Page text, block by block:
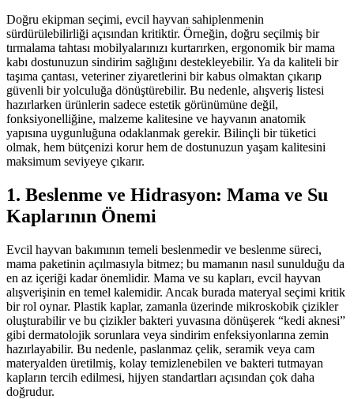
Doğru ekipman seçimi, evcil hayvan sahiplenmenin
sürdürülebilirliği açısından kritiktir. Örneğin, doğru seçilmiş bir
tırmalama tahtası mobilyalarınızı kurtarırken, ergonomik bir mama
kabı dostunuzun sindirim sağlığını destekleyebilir. Ya da kaliteli bir
taşıma çantası, veteriner ziyaretlerini bir kabus olmaktan çıkarıp
güvenli bir yolculuğa dönüştürebilir. Bu nedenle, alışveriş listesi
hazırlarken ürünlerin sadece estetik görünümüne değil,
fonksiyonelliğine, malzeme kalitesine ve hayvanın anatomik
yapısına uygunluğuna odaklanmak gerekir. Bilinçli bir tüketici
olmak, hem bütçenizi korur hem de dostunuzun yaşam kalitesini
maksimum seviyeye çıkarır.
1. Beslenme ve Hidrasyon: Mama ve Su
Kaplarının Önemi
Evcil hayvan bakımının temeli beslenmedir ve beslenme süreci,
mama paketinin açılmasıyla bitmez; bu mamanın nasıl sunulduğu da
en az içeriği kadar önemlidir. Mama ve su kapları, evcil hayvan
alışverişinin en temel kalemidir. Ancak burada materyal seçimi kritik
bir rol oynar. Plastik kaplar, zamanla üzerinde mikroskobik çizikler
oluşturabilir ve bu çizikler bakteri yuvasına dönüşerek “kedi aknesi”
gibi dermatolojik sorunlara veya sindirim enfeksiyonlarına zemin
hazırlayabilir. Bu nedenle, paslanmaz çelik, seramik veya cam
materyalden üretilmiş, kolay temizlenebilen ve bakteri tutmayan
kapların tercih edilmesi, hijyen standartları açısından çok daha
doğrudur.